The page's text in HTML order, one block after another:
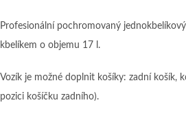
Profesionální pochromovaný
kbelíkem o objemu 17 l.
Vozík je možné doplnit košíky: zadní košík,
pozici košíčku zadního).